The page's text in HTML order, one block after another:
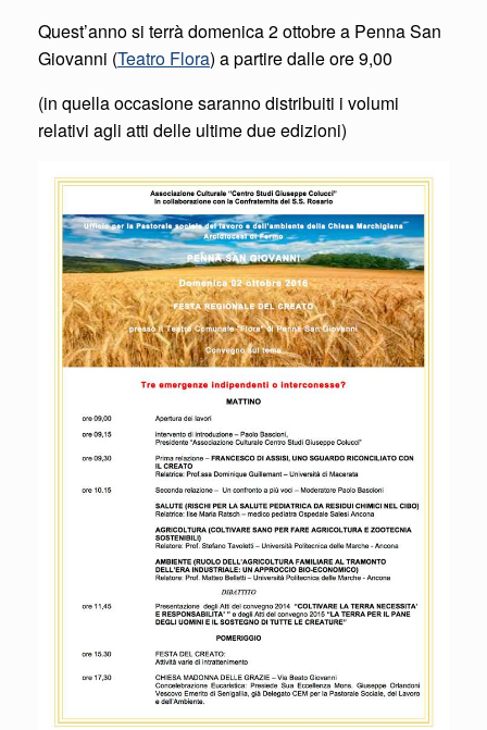
Quest’anno si terrà domenica 2 ottobre a Penna San
Giovanni (Teatro Flora) a partire dalle ore 9,00
(in quella occasione saranno distribuiti i volumi
relativi agli atti delle ultime due edizioni)